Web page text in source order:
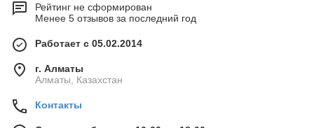
Рейтинг не сформирован
Менее 5 отзывов за последний год
Работает с 05.02.2014
г. Алматы
Алматы, Казахстан
Контакты